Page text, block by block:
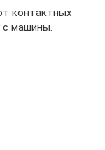
контактных
с машины.